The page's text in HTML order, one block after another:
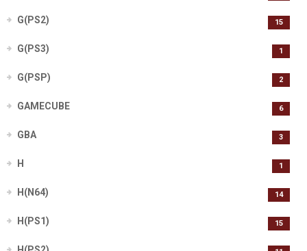
G(PS2) 15
G(PS3) 1
G(PSP) 2
GAMECUBE 6
GBA 3
H 1
H(N64) 14
H(PS1) 15